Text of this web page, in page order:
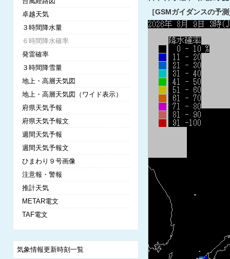
［GSMガイダンスの予
卓越天気
３時間降水量
６時間降水確率
発雷確率
３時間降雪量
地上・高層天気図
地上・高層天気図（ワイド表示）
府県天気予報
府県天気予報文
週間天気予報
週間天気予報文
ひまわり９号画像
注意報・警報
推計天気
METAR電文
TAF電文
気象情報更新時刻一覧